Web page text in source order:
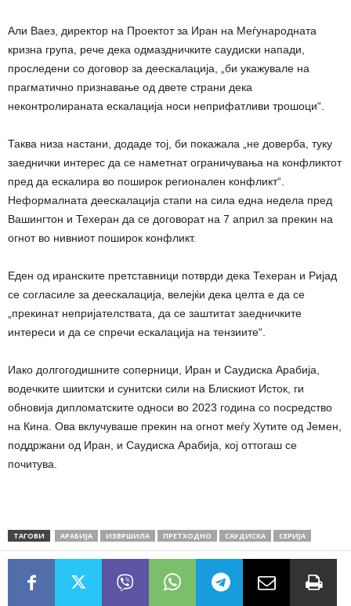
Али Ваез, директор на Проектот за Иран на Меѓународната
кризна група, рече дека одмаздничките саудиски напади,
проследени со договор за деескалација, „би укажувале на
прагматично признавање од двете страни дека
неконтролираната ескалација носи неприфатливи трошоци“.
Таква низа настани, додаде тој, би покажала „не доверба, туку
заеднички интерес да се наметнат ограничувања на конфликтот
пред да ескалира во поширок регионален конфликт“.
Неформалната деескалација стапи на сила една недела пред
Вашингтон и Техеран да се договорат на 7 април за прекин на
огнот во нивниот поширок конфликт.
Еден од иранските претставници потврди дека Техеран и Ријад
се согласиле за деескалација, велејќи дека целта е да се
„прекинат непријателствата, да се заштитат заедничките
интереси и да се спречи ескалација на тензиите“.
Иако долгогодишните соперници, Иран и Саудиска Арабија,
водечките шиитски и сунитски сили на Блискиот Исток, ги
обновија дипломатските односи во 2023 година со посредство
на Кина. Ова вклучуваше прекин на огнот меѓу Хутите од Јемен,
поддржани од Иран, и Саудиска Арабија, кој оттогаш се
почитува.
ТАГОВИ АРАБИЈА ИЗВРШИЛА ПРЕТХОДНО САУДИСКА СЕРИЈА